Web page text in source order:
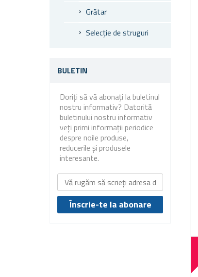
Grătar
Selecție de struguri
BULETIN
Doriți să vă abonați la buletinul
nostru informativ? Datorită
buletinului nostru informativ
veți primi informații periodice
despre noile produse,
reducerile și produsele
interesante.